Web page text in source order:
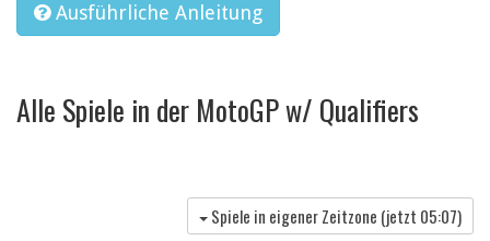
Ausführliche Anleitung
Alle Spiele in der MotoGP w/ Qualifiers
Spiele in eigener Zeitzone (jetzt 05:07)